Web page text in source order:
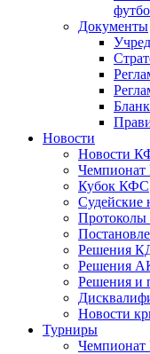
Документы
Новости
Новости
Кубок КФС
Судейские
Протоколы
Решения
Решения
Решения и
Новости
Турниры